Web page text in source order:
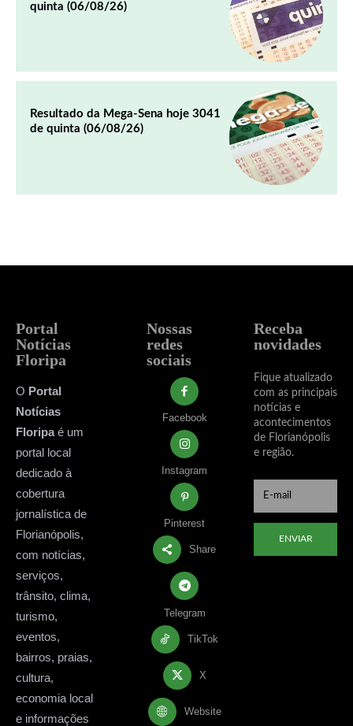
quinta (06/08/26)
Resultado da Mega-Sena hoje 3041
de quinta (06/08/26)
Portal
Notícias
Floripa
O Portal
Notícias
Floripaé um
portal local
dedicado à
cobertura
jornalística de
Florianópolis,
com notícias,
serviços,
trânsito, clima,
turismo,
eventos,
bairros, praias,
cultura,
economia local
e informações
Nossas
redes
sociais
Facebook
Instagram
Pinterest
Share
Telegram
TikTok
X
Website
Receba
novidades
Fique atualizado
com as principais
notícias e
acontecimentos
de Florianópolis
e região.
ENVIAR